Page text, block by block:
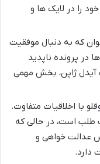
را در لایک ها و
که به دنبال موفقیت
پرونده ناپدید
ژاپن، بخش مهمی
با اخلاقیات متفاوت.
طلب است، در حالی که
عدالت خواهی و
دارد.